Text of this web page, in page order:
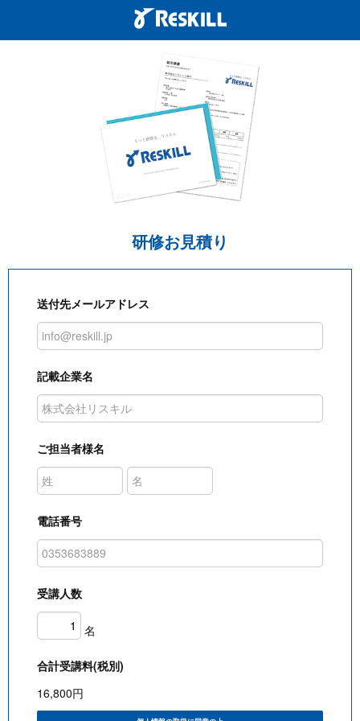
研修お見積り
送付先メールアドレス
記載企業名
ご担当者様名
電話番号
受講人数
名
合計受講料(税別)
16,800円